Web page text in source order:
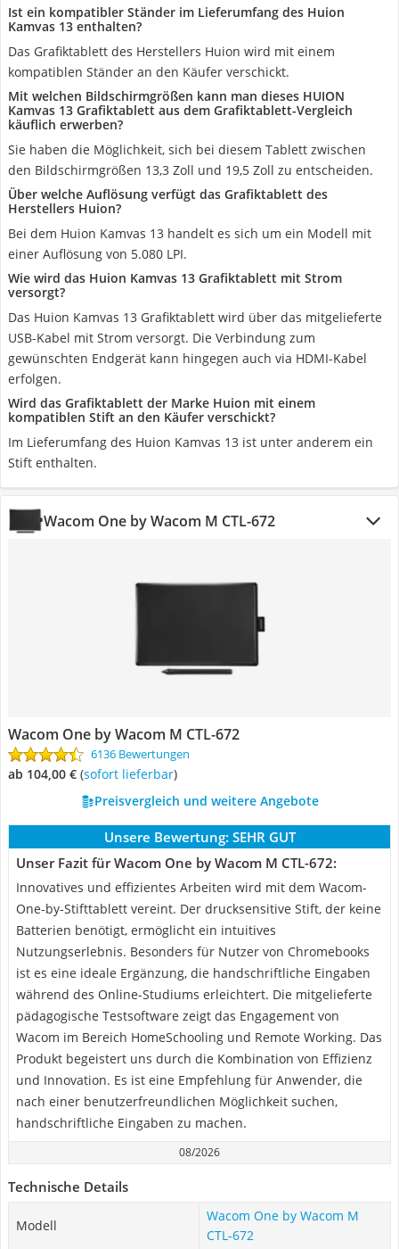
Ist ein kompatibler Ständer im Lieferumfang des Huion
Kamvas 13 enthalten?
Das Grafiktablett des Herstellers Huion wird mit einem
kompatiblen Ständer an den Käufer verschickt.
Mit welchen Bildschirmgrößen kann man dieses HUION
Kamvas 13 Grafiktablett aus dem Grafiktablett-Vergleich
käuflich erwerben?
Sie haben die Möglichkeit, sich bei diesem Tablett zwischen
den Bildschirmgrößen 13,3 Zoll und 19,5 Zoll zu entscheiden.
Über welche Auflösung verfügt das Grafiktablett des
Herstellers Huion?
Bei dem Huion Kamvas 13 handelt es sich um ein Modell mit
einer Auflösung von 5.080 LPI.
Wie wird das Huion Kamvas 13 Grafiktablett mit Strom
versorgt?
Das Huion Kamvas 13 Grafiktablett wird über das mitgelieferte
USB-Kabel mit Strom versorgt. Die Verbindung zum
gewünschten Endgerät kann hingegen auch via HDMI-Kabel
erfolgen.
Wird das Grafiktablett der Marke Huion mit einem
kompatiblen Stift an den Käufer verschickt?
Im Lieferumfang des Huion Kamvas 13 ist unter anderem ein
Stift enthalten.
Wacom One by Wacom M CTL-672
Wacom One by Wacom M CTL-672
6136 Bewertungen
ab 104,00 € ( Sofort lieferbar)
Preisvergleich und weitere Angebote
Unsere Bewertung: SEHR GUT
Unser Fazit für Wacom One by Wacom M CTL-672:
Innovatives und effizientes Arbeiten wird mit dem Wacom-
One-by-Stifttablett vereint. Der drucksensitive Stift, der keine
Batterien benötigt, ermöglicht ein intuitives
Nutzungserlebnis. Besonders für Nutzer von Chromebooks
ist es eine ideale Ergänzung, die handschriftliche Eingaben
während des Online-Studiums erleichtert. Die mitgelieferte
pädagogische Testsoftware zeigt das Engagement von
Wacom im Bereich HomeSchooling und Remote Working. Das
Produkt begeistert uns durch die Kombination von Effizienz
und Innovation. Es ist eine Empfehlung für Anwender, die
nach einer benutzerfreundlichen Möglichkeit suchen,
handschriftliche Eingaben zu machen.
08/2026
Technische Details
Modell
Wacom One by Wacom M
CTL-672